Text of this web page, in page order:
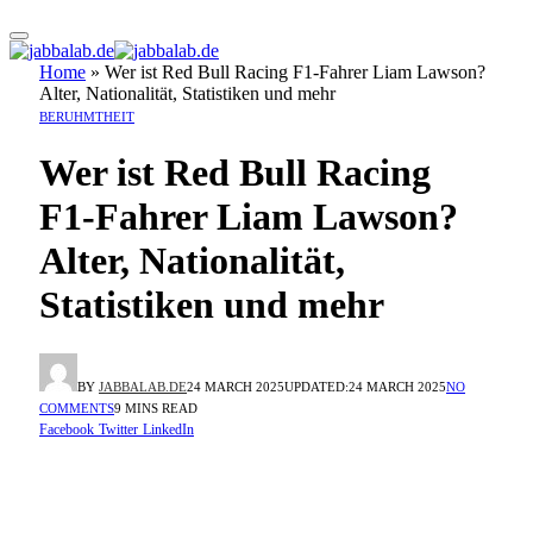
Home » Wer ist Red Bull Racing F1-Fahrer Liam Lawson?
Alter, Nationalität, Statistiken und mehr
BERUHMTHEIT
Wer ist Red Bull Racing
F1-Fahrer Liam Lawson?
Alter, Nationalität,
Statistiken und mehr
BY JABBALAB.DE24 MARCH 2025UPDATED:24 MARCH 2025NO
COMMENTS9 MINS READ
Facebook Twitter LinkedIn